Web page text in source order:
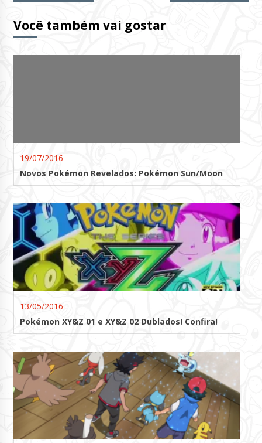
Você também vai gostar
19/07/2016
Novos Pokémon Revelados: Pokémon Sun/Moon
13/05/2016
Pokémon XY&Z 01 e XY&Z 02 Dublados! Confira!